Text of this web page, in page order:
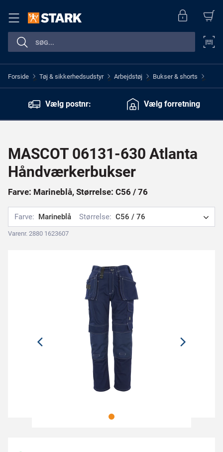
Forside > Tøj & sikkerhedsudstyr > Arbejdstøj > Bukser & shorts >
Vælg postnr: Vælg forretning
MASCOT 06131-630 Atlanta
Håndværkerbukser
Farve: Marineblå, Størrelse: C56 / 76
Farve: Marineblå Størrelse: C56 / 76
Varenr. 2880 1623607